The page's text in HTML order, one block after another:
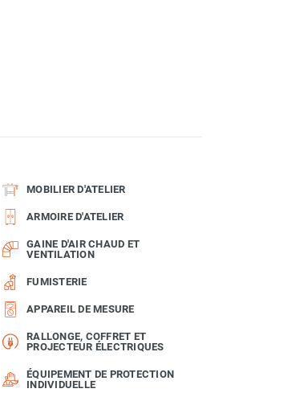
MOBILIER D'ATELIER
ARMOIRE D'ATELIER
GAINE D'AIR CHAUD ET
VENTILATION
FUMISTERIE
APPAREIL DE MESURE
RALLONGE, COFFRET ET
PROJECTEUR ÉLECTRIQUES
ÉQUIPEMENT DE PROTECTION
INDIVIDUELLE